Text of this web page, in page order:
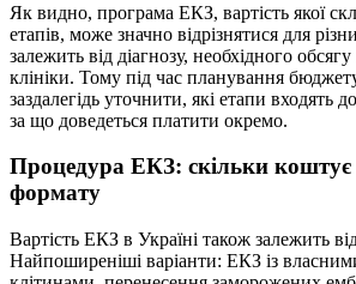
Як видно, програма ЕКЗ, вартість якої
етапів, може значно відрізнятися для
залежить від діагнозу, необхідного
клініки. Тому під час планування
заздалегідь уточнити, які етапи входять
за що доведеться платити окремо.
Процедура ЕКЗ: скільки коштує
формату
Вартість ЕКЗ в Україні також залежить
Найпоширеніші варіанти: ЕКЗ із